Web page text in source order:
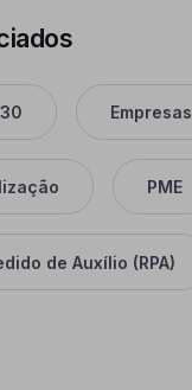
Empresas
PME
de Auxílio (RPA)